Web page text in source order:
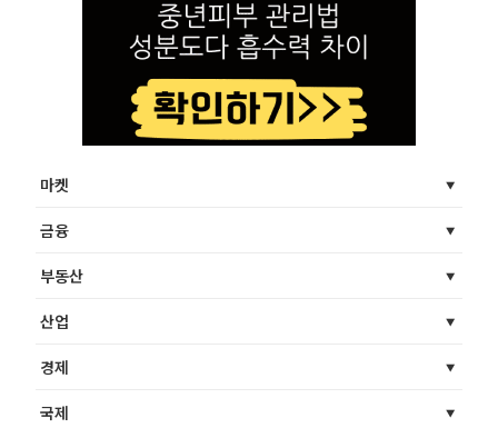
마켓
금융
부동산
산업
경제
국제